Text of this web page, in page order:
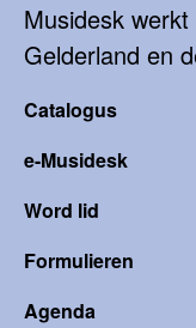
Musidesk
Gelderland en
Catalogus
e-Musidesk
Word lid
Formulieren
Agenda